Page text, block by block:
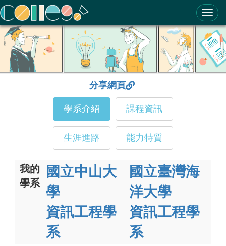
ColleGo! 大學選才與高中育才輔助系統
分享網頁
學系介紹 課程資訊
生涯進路 能力特質
我的
學系
國立中山大
學
資訊工程學
系
國立臺灣海
洋大學
資訊工程學
系